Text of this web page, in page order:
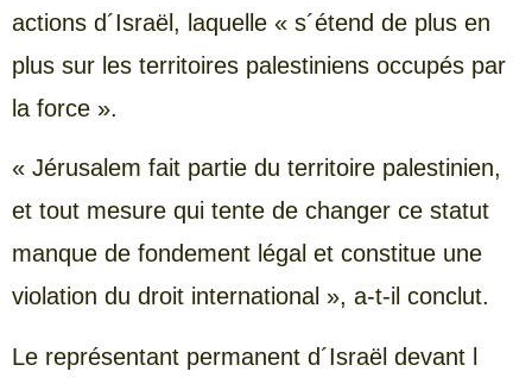
actions d´Israël, laquelle « s´étend de plus en
plus sur les territoires palestiniens occupés par
la force ».
« Jérusalem fait partie du territoire palestinien,
et tout mesure qui tente de changer ce statut
manque de fondement légal et constitue une
violation du droit international », a-t-il conclut.
Le représentant permanent d´Israël devant l